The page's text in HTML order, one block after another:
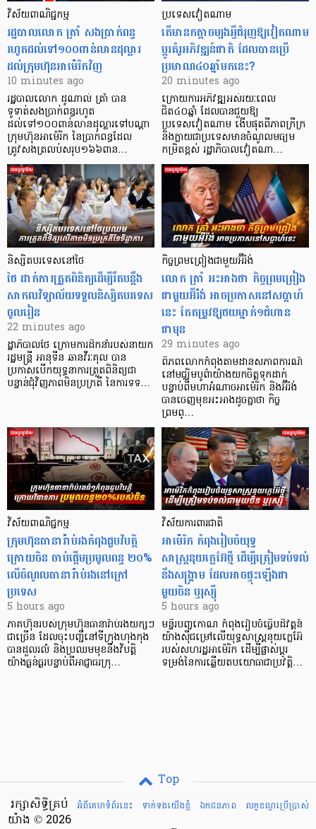
វិស័យ​ពាណិជ្ជកម្ម
រដ្ឋបាលលោក ត្រាំ សងប្រាក់ពន្ធ
រហូតដល់ទៅ១០០ពាន់លានដុល្លារ
ដល់ក្រុមហ៊ុនអាម៉េរិកវិញ
10 minutes ago
រដ្ឋបាលលោក ដូណាល់ ត្រាំ បាន​
ទូទាត់សងប្រាក់ពន្ធរហូត
ដល់ទៅ១០០ពាន់លានដុល្លារទៅបណ្ដា
ក្រុមហ៊ុនអាម៉េរិក នៃប្រាក់ពន្ធដែល
ត្រូវសងត្រលប់សរុប១៦៦ពាន…
ប្រទេសវៀតណាម
តើមានកត្តាចម្បងអ្វីជំរុញឱ្យវៀតណាម
ប្តូរគំរូអភិវឌ្ឍន៍ជាតិ ដែលបានប្រើ
ប្រមាណ៤០ឆ្នាំមកនេះ?
20 minutes ago
ក្រោយការអភិវឌ្ឍអស់រយៈពេល
ជិត៤០ឆ្នាំ ដែលបានជួយឱ្យ​
ប្រទេសវៀតណាម ងើប​ផុតពីភាពក្រីក្រ
និងក្លាយជាប្រទេសមានចំណូលមធ្យម
កម្រិតខ្ពស់ រដ្ឋាភិបាលវៀតណា…
និស្សិតបរទេសនៅថៃ
ថៃ ដាក់ការត្រួតពិនិត្យ​ដើម្បីរឹតបន្ដឹង
សាកលវិទ្យាល័យទទួលនិស្សិតបរទេស
ចូលរៀន
22 minutes ago
ដ្ឋាភិបាលថៃ ក្រោមការដឹកនាំរបស់នាយក
រដ្ឋមន្ត្រី អានុទីន ឆានវីរៈគុល បាន
ប្រកាសបើកយុទ្ធនាការត្រួតពិនិត្យជា
បន្ទាន់ជុំវិញភាពមិនប្រក្រតី នៃការទទ…
កិច្ចព្រមព្រៀងជាមួយអ៊ីរ៉ង់
លោក ត្រាំ អះអាងថា កិច្ចព្រមព្រៀង
ជាមួយអ៊ីរ៉ង់ អាចប្រកាសនៅសប្តាហ៍
នេះ តែតម្រូវឱ្យថយម្នាក់១ជំហាន
ជាមុន
29 minutes ago
ពិភពលោកកំពុងតាមដានសភាពការណ៍
នៅមជ្ឈិមបូព៌ាយ៉ាងយកចិត្តទុកដាក់
បន្ទាប់ពីមហាអំណាចអាម៉េរិក និងអ៊ីរ៉ង់
បានចេញមុខអះអាងដូចគ្នាថា កិច្ច
ព្រមព្…
វិស័យពាណិជ្ជកម្ម
ក្រុមហ៊ុនធានារ៉ាប់រងកំពុងជួបវិបត្តិ
ក្រោយចិន ចាប់ផ្តើមប្រមូលពន្ធ ២០%
លើចំណូលធានារ៉ាប់រងនៅក្រៅ
ប្រទេស
5 hours ago
ភាគហ៊ុនរបស់ក្រុមហ៊ុនធានារ៉ាប់រងយក្សៗ
ជាច្រើន ដែលចុះបញ្ជីនៅទីក្រុងហុងកុង
បានដួលរលំ និងប្រឈមមុខនឹងវិបត្តិ
យ៉ាងធ្ងន់ធ្ងរបន្ទាប់ពីអាជ្ញាធរក្រុ…
វិស័យការពារជាតិ
អាម៉េរិក កំពុងរៀបចំយុទ្ធ
សាស្ត្រនុយក្លេអ៊ែថ្មី ដើម្បីត្រៀមទប់ទល់
នឹងសង្គ្រាម ដែលអាចផ្ទុះឡើងជា
មួយចិន ឬរុស្ស៊ី
5 hours ago
មន្ទីរបញ្ចកោណ កំពុងរៀបចំធ្វើបដិវត្តន៍
យ៉ាងស៊ីជម្រៅលើយុទ្ធសាស្ត្រនុយក្លេអ៊ែ
របស់សហរដ្ឋអាម៉េរិក ដើម្បីផ្លាស់ប្តូរ
ទម្រង់នៃការឆ្លើយតបយោធាជាប្រវត្តិ…
Top
អំពីគេហទំព័រនេះ
ទាក់ទងយើងខ្ញំ ឯកជនភាព លក្ខខណ្ឌ​ប្រើ​ប្រាស់
រក្សាសិទ្ធិគ្រប់
យ៉ាង © 2026